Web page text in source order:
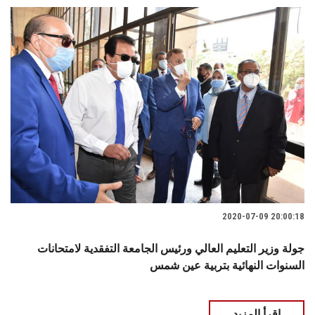
2020-07-09 20:00:18
جولة وزير التعليم العالي ورئيس الجامعة التفقدية لامتحانات
السنوات النهائية بتربية عين شمس